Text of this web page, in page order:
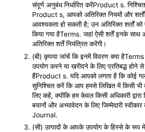
संपूर्ण अनुबंध निर्धारित करेंProduct s.
Product s, आपको अतिरिक्त नियमों और
आवश्यकता हो सकती है; उन अतिरिक्त शर्तों को
किया गया हैTerms. जहां ऐसी शर्तें इनके
अतिरिक्त शर्तें नियंत्रित करेंगी।
(बी) कृपया जांचें कि इनमें विवरण क्या
उपयोग करने या खरीदने के लिए प्रतिबद्ध होने
हैंProduct s. यदि आपको लगता है कि कोई
सुनिश्चित करें कि आप हमसे लिखित में किसी भी
लिए कहें, क्योंकि हम केवल किसी अधिकारी
बयानों और अभ्यावेदन के लिए जिम्मेदारी
Journal.
(सी) उत्पादों के आपके उपयोग के हिस्से के रूप